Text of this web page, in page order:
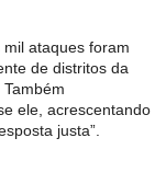
ataques foram
de distritos da
ele, acrescentando
justa”.